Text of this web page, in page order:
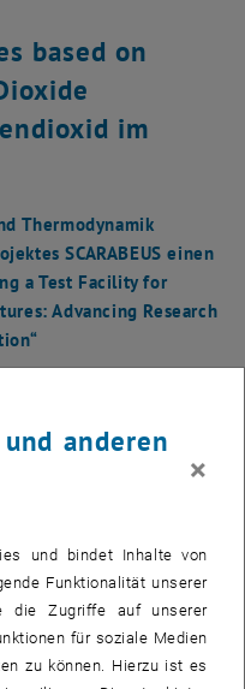
based on
im
Thermodynamik
SCARABEUS einen
a Test Facility for
Advancing Research
anderen
×
und bindet Inhalte von
Funktionalität unserer
die Zugriffe auf unserer
für soziale Medien
zu können. Hierzu ist es